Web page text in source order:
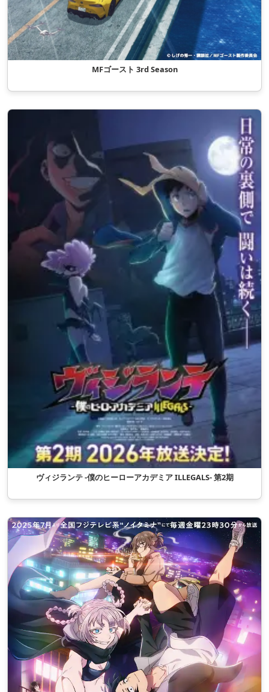
MFゴースト 3rd Season
ヴィジランテ -僕のヒーローアカデミア ILLEGALS- 第2期